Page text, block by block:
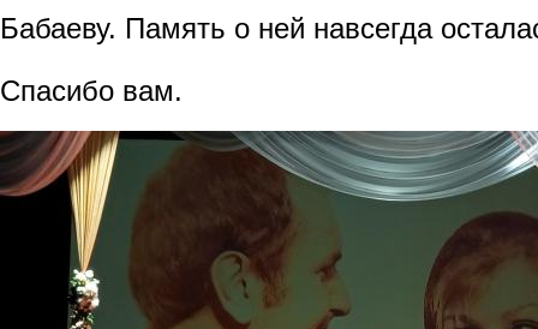
Бабаеву. Память о ней навсегда
Спасибо вам.